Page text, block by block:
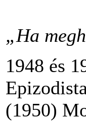
„Ha
1948 és
(1950)